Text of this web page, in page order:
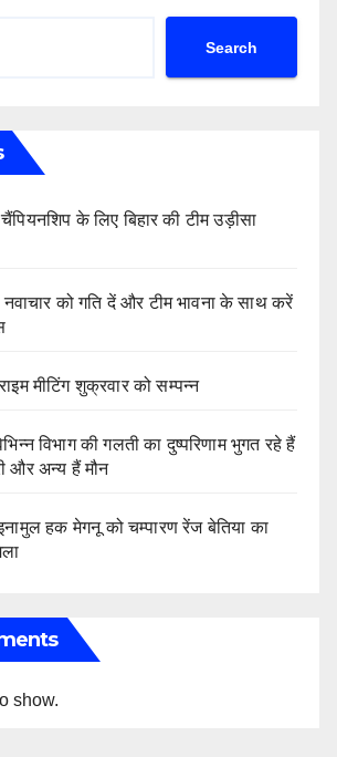
Search
चैंपियनशिप के लिए बिहार की टीम उड़ीसा
नवाचार को गति दें और टीम भावना के साथ करें
मीटिंग शुक्रवार को सम्पन्न
विभाग की गलती का दुष्परिणाम भुगत रहे हैं
और अन्य हैं मौन
हक मेगनू को चम्पारण रेंज बेतिया का
show.